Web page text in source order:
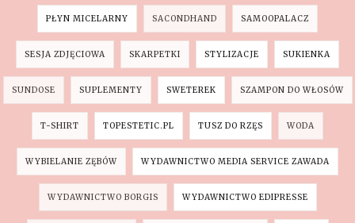
PŁYN MICELARNY SACONDHAND SAMOOPALACZ
SESJA ZDJĘCIOWA SKARPETKI STYLIZACJE SUKIENKA
SUNDOSE SUPLEMENTY SWETEREK SZAMPON DO WŁOSÓW
T-SHIRT TOPESTETIC.PL TUSZ DO RZĘS WODA
WYBIELANIE ZĘBÓW WYDAWNICTWO MEDIA SERVICE ZAWADA
WYDAWNICTWO BORGIS WYDAWNICTWO EDIPRESSE